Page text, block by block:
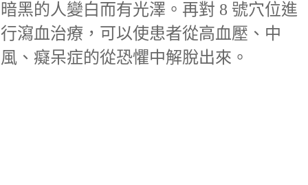
暗黑的人變白而有光澤。再對 8 號穴位進
行瀉血治療，可以使患者從高血壓、中
風、癡呆症的從恐懼中解脫出來。